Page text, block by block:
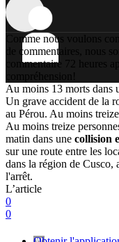
Comme nous voulons
de commentaires, nous
commentaire 72 heures
compréhension!
Au moins 13 morts dans
Un grave accident de la
au Pérou. Au moins
Au moins treize
matin dans une collision
sur une route entre les
dans la région de Cusco,
l'arrêt.
L’article
0
0